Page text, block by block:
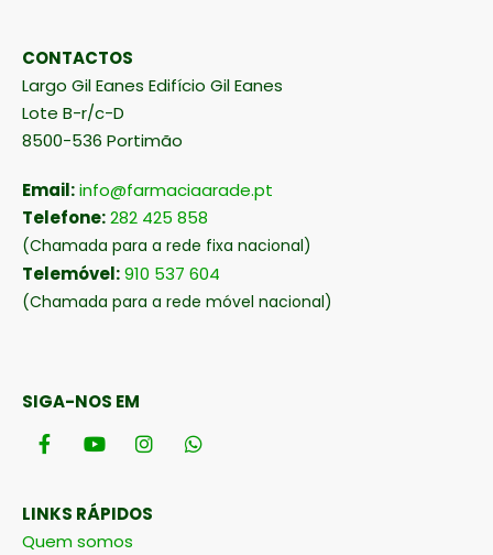
CONTACTOS
Largo Gil Eanes Edifício Gil Eanes
Lote B-r/c-D
8500-536 Portimão
Email:info@farmaciaarade.pt
Telefone:282 425 858
(Chamada para a rede fixa nacional)
Telemóvel:910 537 604
(Chamada para a rede móvel nacional)
SIGA-NOS EM
LINKS RÁPIDOS
Quem somos